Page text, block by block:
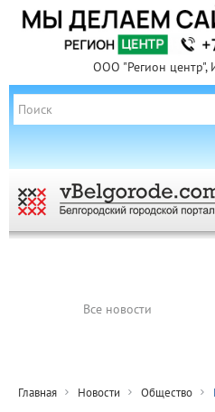
ООО "Регион
Все новости
Главная Новости Общество